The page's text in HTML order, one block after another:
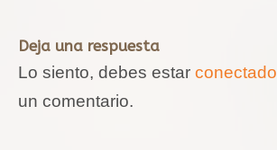
Deja una respuesta
Lo siento, debes estar conectado
un comentario.